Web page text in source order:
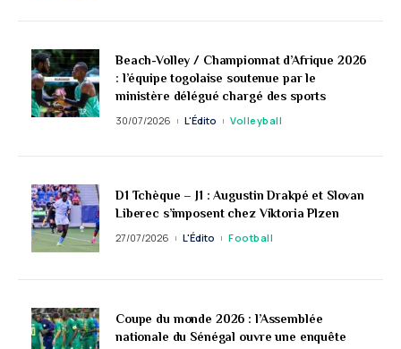
Beach-Volley / Championnat d’Afrique 2026
: l’équipe togolaise soutenue par le
ministère délégué chargé des sports
30/07/2026 L'Édito Volleyball
D1 Tchèque – J1 : Augustin Drakpé et Slovan
Liberec s’imposent chez Viktoria Plzen
27/07/2026 L'Édito Football
Coupe du monde 2026 : l’Assemblée
nationale du Sénégal ouvre une enquête